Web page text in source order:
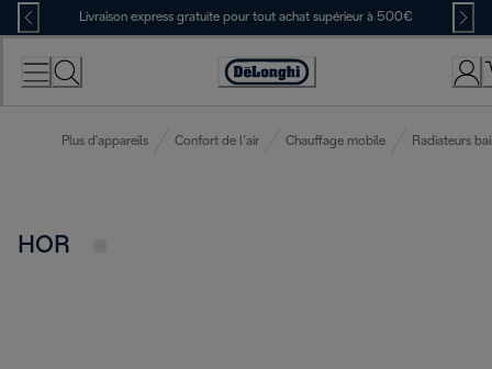
Skip
to
Content
Livraison express gratuite pour tout achat supérieur à 500€
Déclaration
Plus d'appareils Confort de l’air Chauffage mobile Radiateurs
HOR